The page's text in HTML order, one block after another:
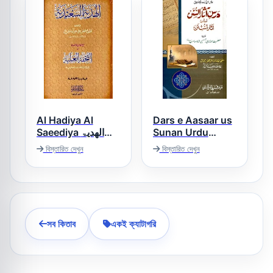
Al Hadiya Al
Saeediya الھدیۃ
السعیدیۃ
বিস্তারিত দেখুন
Dars e Aasaar us
Sunan Urdu
Sharh درس آثار
السنن
বিস্তারিত দেখুন
সব কিতাব একই ক্যাটাগরি